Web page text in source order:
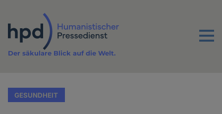
Inhalt
Menu
Der säkulare Blick auf die Welt.
GESUNDHEIT